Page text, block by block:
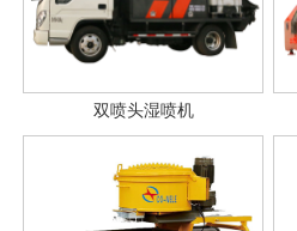
双喷头湿喷机